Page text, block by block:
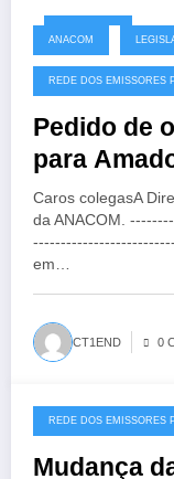
27/03/2020
ANACOM
REDE DOS EMISSORES
Pedido de
para
Caros colegasA
da ANACOM.
em…
CT1END 0
27/03/2020
REDE DOS EMISSORES
Mudança